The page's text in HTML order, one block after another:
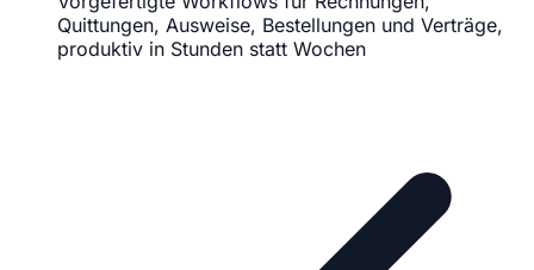
Quittungen, Ausweise, Bestellungen und Verträge,
produktiv in Stunden statt Wochen